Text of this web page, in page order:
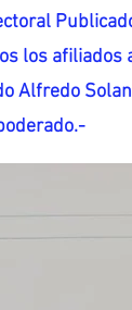
los afiliados
Alfredo